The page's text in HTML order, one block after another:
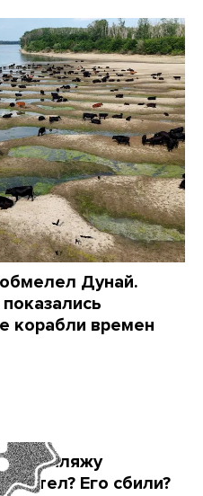
Дунай.
корабли времен
по пляжу
летел? Его сбили?